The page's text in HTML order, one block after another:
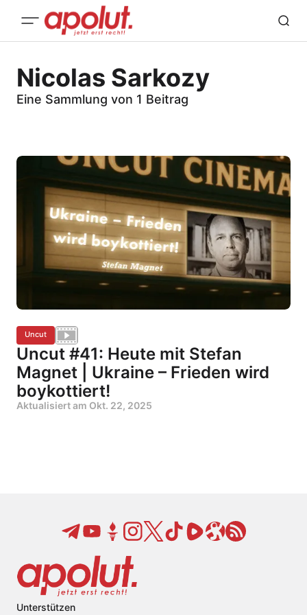
Nicolas Sarkozy
Eine Sammlung von 1 Beitrag
Uncut
Uncut #41: Heute mit Stefan
Magnet | Ukraine – Frieden wird
boykottiert!
Aktualisiert am Okt. 22, 2025
Unterstützen